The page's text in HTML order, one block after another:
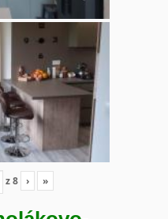
z8 › »